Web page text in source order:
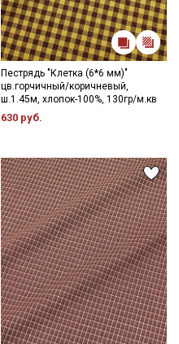
Пестрядь "Клетка (6*6 мм)"
цв.горчичный/коричневый,
ш.1.45м, хлопок-100%, 130гр/м.кв
630 руб.